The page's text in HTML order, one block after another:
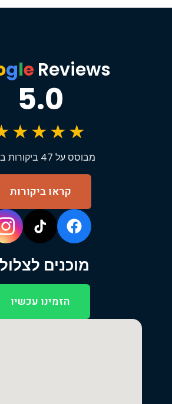
gle Reviews
5.0
מבוסס על 47 ביקורות בגוגל
קראו ביקורות
מוכנים
הזמינו עכשיו